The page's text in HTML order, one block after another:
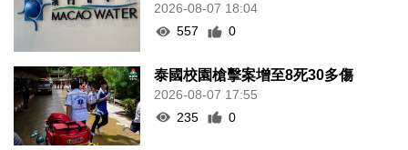
2026-08-07 18:04
557
0
泰國校園槍擊案增至8死30多傷
2026-08-07 17:55
235
0